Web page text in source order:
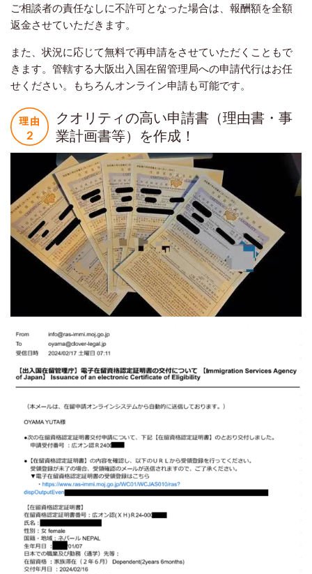
ご相談者の責任なしに不許可となった場合は、報酬額を全額
返金させていただきます。
また、状況に応じて無料で再申請をさせていただくこともで
きます。管轄する大阪出入国在留管理局への申請代行はお任
せください。もちろんオンライン申請も可能です。
クオリティの高い申請書（理由書・事
業計画書等）を作成！